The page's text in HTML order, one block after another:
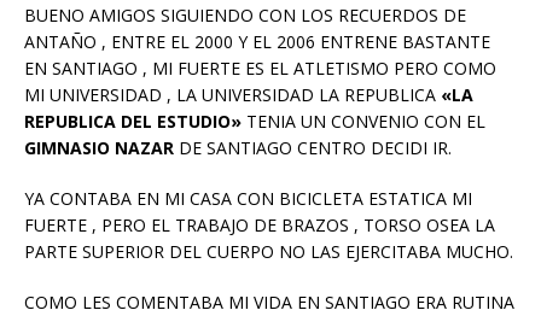
BUENO AMIGOS SIGUIENDO CON LOS RECUERDOS DE
ANTAÑO , ENTRE EL 2000 Y EL 2006 ENTRENE BASTANTE
EN SANTIAGO , MI FUERTE ES EL ATLETISMO PERO COMO
MI UNIVERSIDAD , LA UNIVERSIDAD LA REPUBLICA «LA
REPUBLICA DEL ESTUDIO» TENIA UN CONVENIO CON EL
GIMNASIO NAZAR DE SANTIAGO CENTRO DECIDI IR.
YA CONTABA EN MI CASA CON BICICLETA ESTATICA MI
FUERTE , PERO EL TRABAJO DE BRAZOS , TORSO OSEA LA
PARTE SUPERIOR DEL CUERPO NO LAS EJERCITABA MUCHO.
COMO LES COMENTABA MI VIDA EN SANTIAGO ERA RUTINA